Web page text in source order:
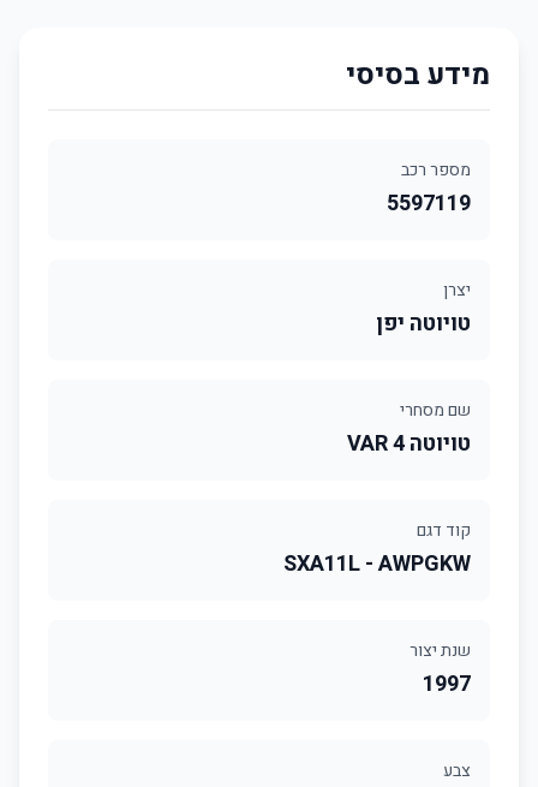
מידע בסיסי
מספר רכב
5597119
יצרן
טויוטה יפן
שם מסחרי
טויוטה 4 VAR
קוד דגם
SXA11L - AWPGKW
שנת יצור
1997
צבע